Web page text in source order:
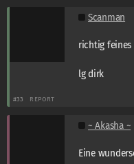
Scanman
richtig feines
lg dirk
#33 REPORT
~ Akasha ~
Eine